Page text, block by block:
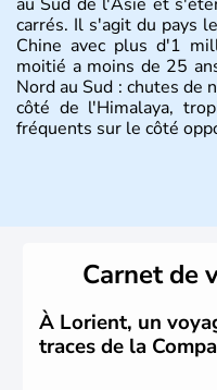
carrés. Il s'agit du pays
Chine avec plus d'1
moitié a moins de 25
Nord au Sud : chutes de
côté de l'Himalaya,
fréquents sur le côté
Histoire et
siècle, l'Inde reste
britannique jusqu'à
1947. Le Taj Mahal,
en l'honneur de son
1640 et est
Carnet de
À Lorient, un
traces de la